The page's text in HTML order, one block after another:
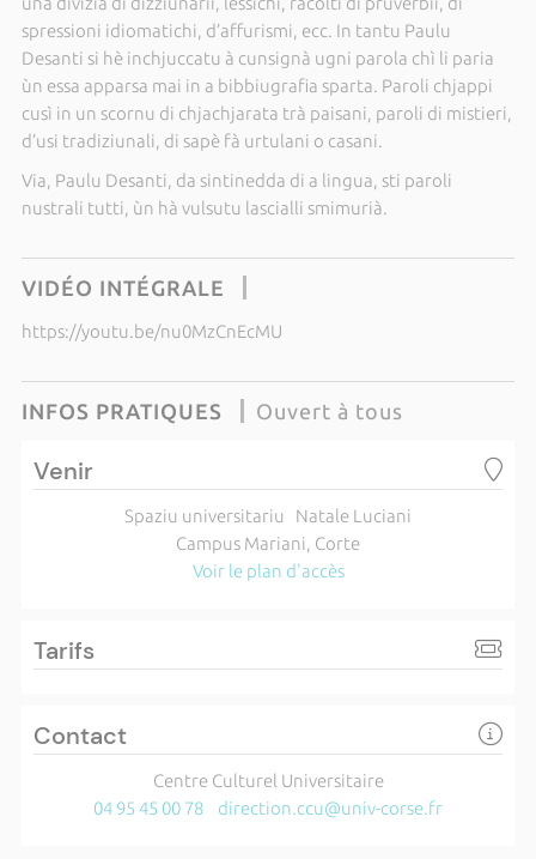
spressioni idiomatichi, d’affurismi, ecc. In tantu Paulu
Desanti si hè inchjuccatu à cunsignà ugni parola chì li paria
ùn essa apparsa mai in a bibbiugrafia sparta. Paroli chjappi
cusì in un scornu di chjachjarata trà paisani, paroli di mistieri,
d’usi tradiziunali, di sapè fà urtulani o casani.
Via, Paulu Desanti, da sintinedda di a lingua, sti paroli
nustrali tutti, ùn hà vulsutu lascialli smimurià.
VIDÉO INTÉGRALE
https://youtu.be/nu0MzCnEcMU
INFOS PRATIQUES Ouvert à tous
Venir
Spaziu universitariu Natale Luciani
Campus Mariani, Corte
Voir le plan d'accès
Tarifs
Contact
Centre Culturel Universitaire
04 95 45 00 78
direction.ccu@univ-corse.fr